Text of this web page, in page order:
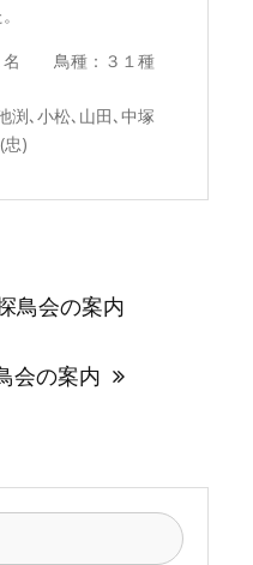
名 鳥種：３１種
渕､小松､山田､中塚
)
鳥会の案内
会の案内
検
索: